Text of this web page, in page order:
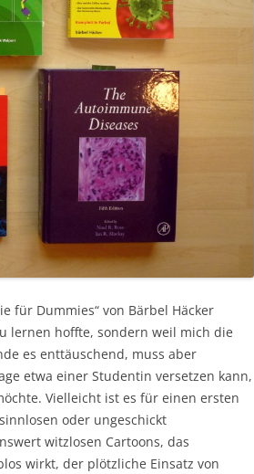
für Dummies“ von Bärbel Häcker
lernen hoffte, sondern weil mich die
es enttäuschend, muss aber
etwa einer Studentin versetzen kann,
Vielleicht ist es für einen ersten
oder ungeschickt
witzlosen Cartoons, das
wirkt, der plötzliche Einsatz von